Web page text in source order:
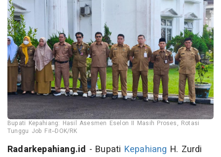
Bupati Kepahiang: Hasil Asesmen Eselon II Masih Proses, Rotasi
Tunggu Job Fit--DOK/RK
Radarkepahiang.id - Bupati Kepahiang H. Zurdi